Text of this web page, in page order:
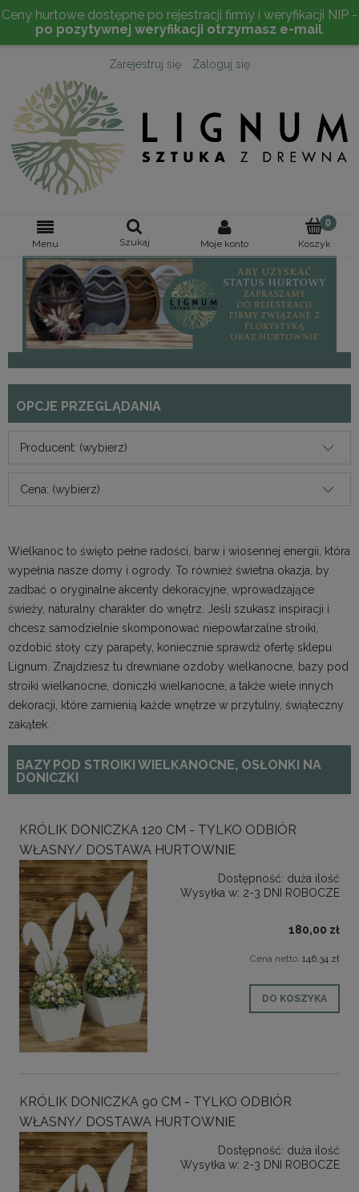
Ceny hurtowe dostępne po rejestracji firmy i weryfikacji NIP -
po pozytywnej weryfikacji otrzymasz e-mail.
Zarejestruj się Zaloguj się
Menu Szukaj Moje konto Koszyk
OPCJE PRZEGLĄDANIA
Producent: (wybierz)
Cena: (wybierz)
Wielkanoc to święto pełne radości, barw i wiosennej energii, która
wypełnia nasze domy i ogrody. To również świetna okazja, by
zadbać o oryginalne akcenty dekoracyjne, wprowadzające
świeży, naturalny charakter do wnętrz. Jeśli szukasz inspiracji i
chcesz samodzielnie skomponować niepowtarzalne stroiki,
ozdobić stoły czy parapety, koniecznie sprawdź ofertę sklepu
Lignum. Znajdziesz tu drewniane ozdoby wielkanocne, bazy pod
stroiki wielkanocne, doniczki wielkanocne, a także wiele innych
dekoracji, które zamienią każde wnętrze w przytulny, świąteczny
zakątek.
BAZY POD STROIKI WIELKANOCNE, OSŁONKI NA
DONICZKI
KRÓLIK DONICZKA 120 CM - TYLKO ODBIÓR
WŁASNY/ DOSTAWA HURTOWNIE
Dostępność: duża ilość
Wysyłka w: 2-3 DNI ROBOCZE
180,00 zł
Cena netto: 146,34 zł
DO KOSZYKA
KRÓLIK DONICZKA 90 CM - TYLKO ODBIÓR
WŁASNY/ DOSTAWA HURTOWNIE
Dostępność: duża ilość
Wysyłka w: 2-3 DNI ROBOCZE